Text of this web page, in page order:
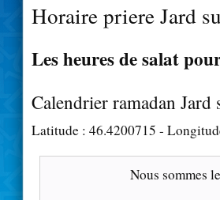
Horaire priere Jard
Les heures de salat
Calendrier ramadan
Latitude : 46.4200715 -
Nous sommes le